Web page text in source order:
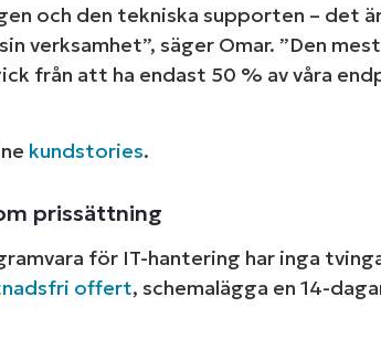
och den tekniska supporten – det
verksamhet”, säger Omar. ”Den
från att ha endast 50 % av våra
kundstories.
prissättning
för IT-hantering har inga
offert, schemalägga en 14-